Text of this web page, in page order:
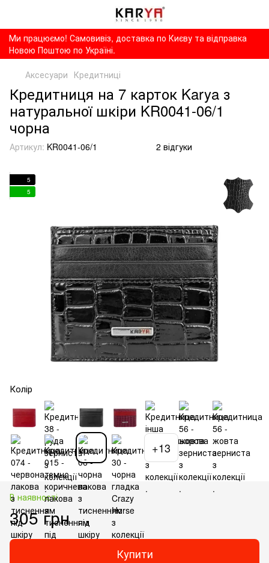
Ми працюємо! Самовивіз, доставка по Києву та відправка
Новою Поштою по Україні.
Аксесуари Кредитниці
Кредитниця на 7 карток Karya з
натуральної шкіри KR0041-06/1
чорна
Артикул: KR0041-06/1 2 відгуки
5
5
Колір
+13
В наявності
305 грн
Купити